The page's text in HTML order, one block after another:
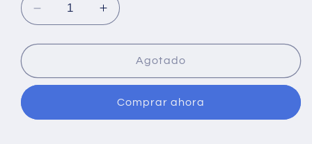
Reducir
cantidad
para
Monello
kg
Aumentar
cantidad
para
PROMO
Monello
25
kg
Agotado
Comprar ahora